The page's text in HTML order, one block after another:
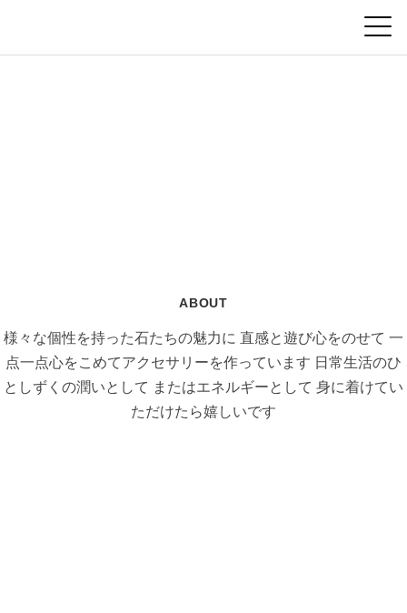
ABOUT
様々な個性を持った石たちの魅力に 直感と遊び心をのせて 一
点一点心をこめてアクセサリーを作っています 日常生活のひ
としずくの潤いとして またはエネルギーとして 身に着けてい
ただけたら嬉しいです